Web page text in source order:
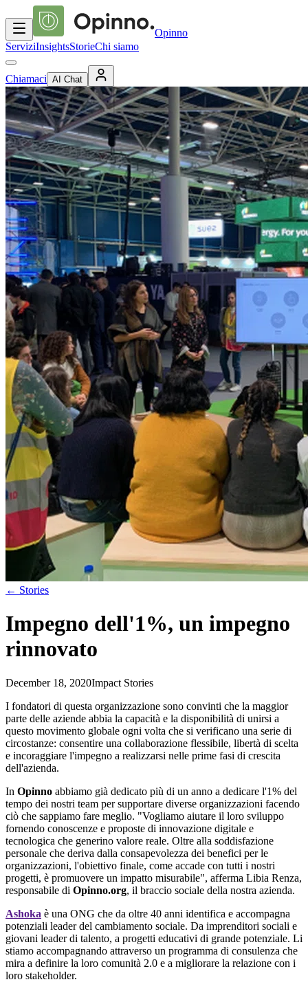
Opinno
ServiziInsightsStorieChi siamo
Chiamaci AI Chat
← Stories
Impegno dell'1%, un impegno
rinnovato
December 18, 2020Impact Stories
I fondatori di questa organizzazione sono convinti che la maggior
parte delle aziende abbia la capacità e la disponibilità di unirsi a
questo movimento globale ogni volta che si verificano una serie di
circostanze: consentire una collaborazione flessibile, libertà di scelta
e incoraggiare l'impegno a realizzarsi nelle prime fasi di crescita
dell'azienda.
In Opinno abbiamo già dedicato più di un anno a dedicare l'1% del
tempo dei nostri team per supportare diverse organizzazioni facendo
ciò che sappiamo fare meglio. "Vogliamo aiutare il loro sviluppo
fornendo conoscenze e proposte di innovazione digitale e
tecnologica che generino valore reale. Oltre alla soddisfazione
personale che deriva dalla consapevolezza dei benefici per le
organizzazioni, l'obiettivo finale, come accade con tutti i nostri
progetti, è promuovere un impatto misurabile", afferma Libia Renza,
responsabile di Opinno.org, il braccio sociale della nostra azienda.
Ashoka è una ONG che da oltre 40 anni identifica e accompagna
potenziali leader del cambiamento sociale. Da imprenditori sociali e
giovani leader di talento, a progetti educativi di grande potenziale. Li
stiamo accompagnando attraverso un programma di consulenza che
mira a definire la loro comunità 2.0 e a migliorare la relazione con i
loro stakeholder.